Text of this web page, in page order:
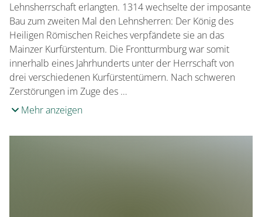
Lehnsherrschaft erlangten. 1314 wechselte der imposante
Bau zum zweiten Mal den Lehnsherren: Der König des
Heiligen Römischen Reiches verpfändete sie an das
Mainzer Kurfürstentum. Die Frontturmburg war somit
innerhalb eines Jahrhunderts unter der Herrschaft von
drei verschiedenen Kurfürstentümern. Nach schweren
Zerstörungen im Zuge des …
Mehr anzeigen